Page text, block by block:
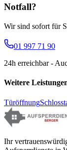
Notfall?
Wir sind sofort für
01 997 71 90
24h erreichbar -
Weitere
Türöffnung
Ihr